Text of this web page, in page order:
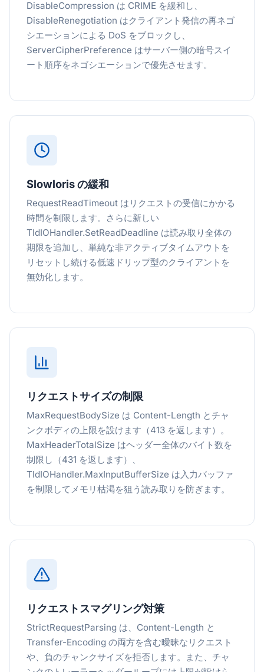
DisableCompression は CRIME を緩和し、
DisableRenegotiation はクライアント発信の再ネゴ
シエーションによる DoS をブロックし、
ServerCipherPreference はサーバー側の暗号スイ
ート順序をネゴシエーションで優先させます。
Slowloris の緩和
RequestReadTimeout はリクエストの受信にかかる
時間を制限します。さらに新しい
TIdIOHandler.SetReadDeadline は読み取り全体の
期限を追加し、単純な非アクティブタイムアウトを
リセットし続ける低速ドリップ型のクライアントを
無効化します。
リクエストサイズの制限
MaxRequestBodySize は Content-Length とチャ
ンクボディの上限を設けます（413 を返します）。
MaxHeaderTotalSize はヘッダー全体のバイト数を
制限し（431 を返します）、
TIdIOHandler.MaxInputBufferSize は入力バッファ
を制限してメモリ枯渇を狙う読み取りを防ぎます。
リクエストスマグリング対策
StrictRequestParsing は、Content-Length と
Transfer-Encoding の両方を含む曖昧なリクエスト
や、負のチャンクサイズを拒否します。また、チャ